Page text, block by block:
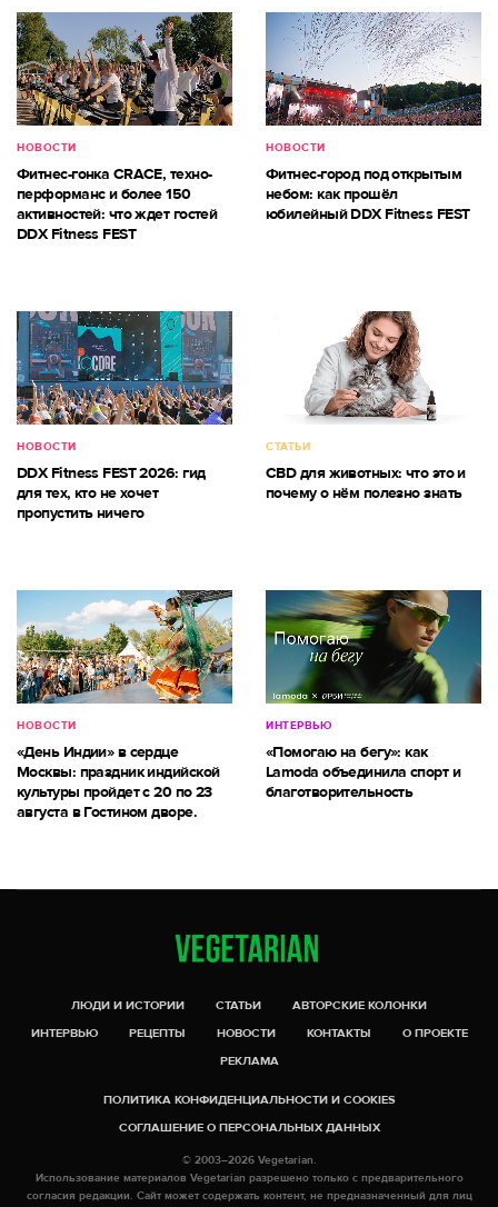
НОВОСТИ
Фитнес-гонка CRACE, техно-
перформанс и более 150
активностей: что ждет гостей
DDX Fitness FEST
НОВОСТИ
Фитнес-город под открытым
небом: как прошёл
юбилейный DDX Fitness FEST
НОВОСТИ
DDX Fitness FEST 2026: гид
для тех, кто не хочет
пропустить ничего
СТАТЬИ
CBD для животных: что это и
почему о нём полезно знать
НОВОСТИ
«День Индии» в сердце
Москвы: праздник индийской
культуры пройдет с 20 по 23
августа в Гостином дворе.
ИНТЕРВЬЮ
«Помогаю на бегу»: как
Lamoda объединила спорт и
благотворительность
ЛЮДИ И ИСТОРИИ СТАТЬИ
АВТОРСКИЕ КОЛОНКИ
ИНТЕРВЬЮ
РЕЦЕПТЫ НОВОСТИ КОНТАКТЫ
О ПРОЕКТЕ
РЕКЛАМА
ПОЛИТИКА КОНФИДЕНЦИАЛЬНОСТИ И COOKIES
СОГЛАШЕНИЕ О ПЕРСОНАЛЬНЫХ ДАННЫХ
© 2003–2026 Vegetarian.
Использование материалов Vegetarian разрешено только с предварительного
согласия редакции. Сайт может содержать контент, не предназначенный для лиц